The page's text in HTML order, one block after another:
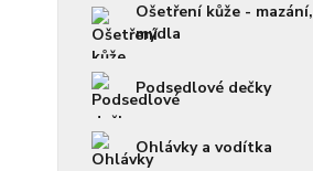
Ošetření kůže - mazání,
mýdla
Podsedlové dečky
Ohlávky a vodítka